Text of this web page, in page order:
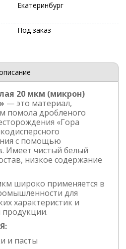
Екатеринбург
Под заказ
20 мкм (микрон)
— это материал,
помола дробленого
«Гора
с помощью
Имеет чистый белый
низкое содержание
широко применяется в
для
характеристик и
продукции.
и пасты